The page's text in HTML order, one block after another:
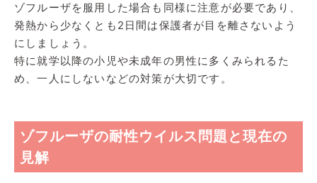
ゾフルーザを服用した場合も同様に注意が必要であり、
発熱から少なくとも2日間は保護者が目を離さないよう
にしましょう。
特に就学以降の小児や未成年の男性に多くみられるた
め、一人にしないなどの対策が大切です。
ゾフルーザの耐性ウイルス問題と現在の
見解